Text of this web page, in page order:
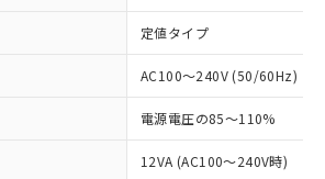
定値タイプ
AC100～240V (50/60Hz)
電源電圧の85～110%
12VA (AC100～240V時)